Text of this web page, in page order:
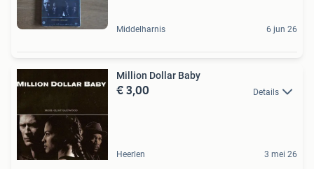
Middelharnis 6 jun 26
Million Dollar Baby
€ 3,00 Details
Heerlen 3 mei 26